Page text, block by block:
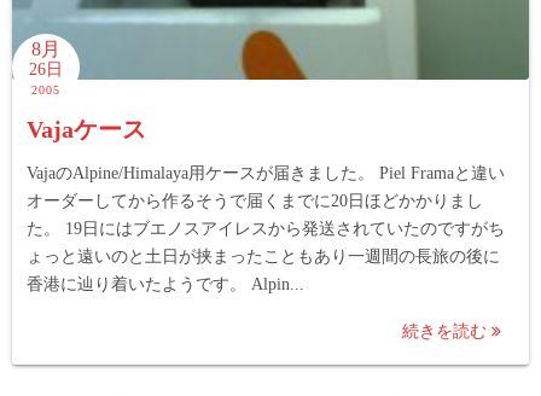
8月
26日
2005
Vajaケース
VajaのAlpine/Himalaya用ケースが届きました。 Piel Framaと違い
オーダーしてから作るそうで届くまでに20日ほどかかりまし
た。 19日にはブエノスアイレスから発送されていたのですがち
ょっと遠いのと土日が挟まったこともあり一週間の長旅の後に
香港に辿り着いたようです。 Alpin...
続きを読む